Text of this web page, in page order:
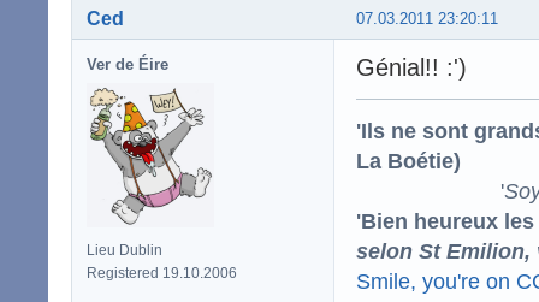
07.03.2011 23:20:11
Ced
Ver de Éire
Lieu Dublin
Registered 19.10.2006
Génial!! :')
'Ils ne sont
La Boétie)
'
'Bien heureux
selon St Emilion,
Smile, you're on